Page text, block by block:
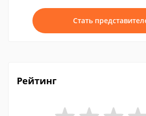
Стать
Рейтинг